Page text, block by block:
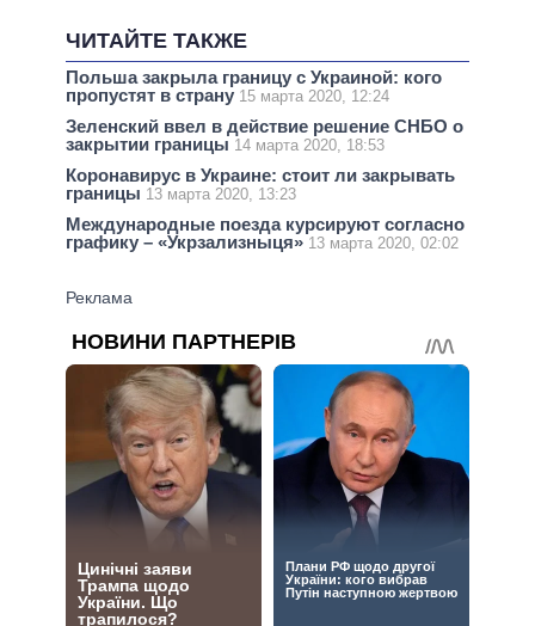
ЧИТАЙТЕ ТАКЖЕ
Польша закрыла границу с Украиной: кого
пропустят в страну 15 марта 2020, 12:24
Зеленский ввел в действие решение СНБО о
закрытии границы 14 марта 2020, 18:53
Коронавирус в Украине: стоит ли закрывать
границы 13 марта 2020, 13:23
Международные поезда курсируют согласно
графику – «Укрзализныця» 13 марта 2020, 02:02